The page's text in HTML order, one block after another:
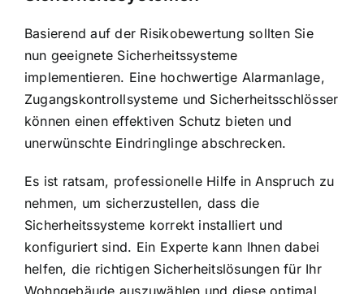
Basierend auf der Risikobewertung sollten Sie
nun geeignete Sicherheitssysteme
implementieren. Eine hochwertige Alarmanlage,
Zugangskontrollsysteme und Sicherheitsschlösser
können einen effektiven Schutz bieten und
unerwünschte Eindringlinge abschrecken.
Es ist ratsam, professionelle Hilfe in Anspruch zu
nehmen, um sicherzustellen, dass die
Sicherheitssysteme korrekt installiert und
konfiguriert sind. Ein Experte kann Ihnen dabei
helfen, die richtigen Sicherheitslösungen für Ihr
Wohngebäude auszuwählen und diese optimal